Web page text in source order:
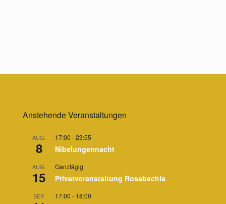
Anstehende Veranstaltungen
AUG.
8
17:00 -23:55
Nibelungennacht
AUG.
15
Ganztägig
Privatveranstaltung Rossbachia
SEP. 17:00 - 18:00